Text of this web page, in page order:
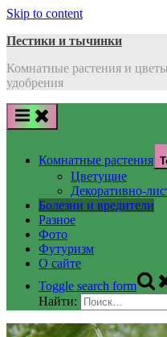
Skip to content
Пестики и тычинки
Комнатные растения и
удобрения
Комнатные растения
Цветущие
Декоративно-
Болезни и вредители
Разное
Фото
Футуризм
О сайте
Toggle search form
Найти: